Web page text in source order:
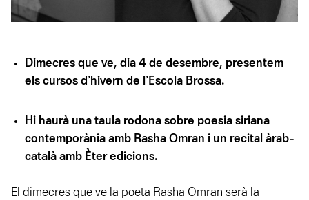
Dimecres que ve, dia 4 de desembre, presentem
els cursos d’hivern de l’Escola Brossa.
Hi haurà una taula rodona sobre poesia siriana
contemporània amb Rasha Omran i un recital àrab-
català amb Èter edicions.
El dimecres que ve la poeta Rasha Omran serà la